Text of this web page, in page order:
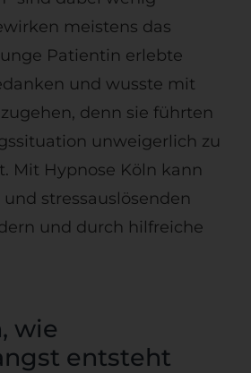
meistens das
Patientin erlebte
und wusste mit
denn sie führten
unweigerlich zu
Mit Hypnose Köln kann
stressauslösenden
und durch hilfreiche
wie
entsteht